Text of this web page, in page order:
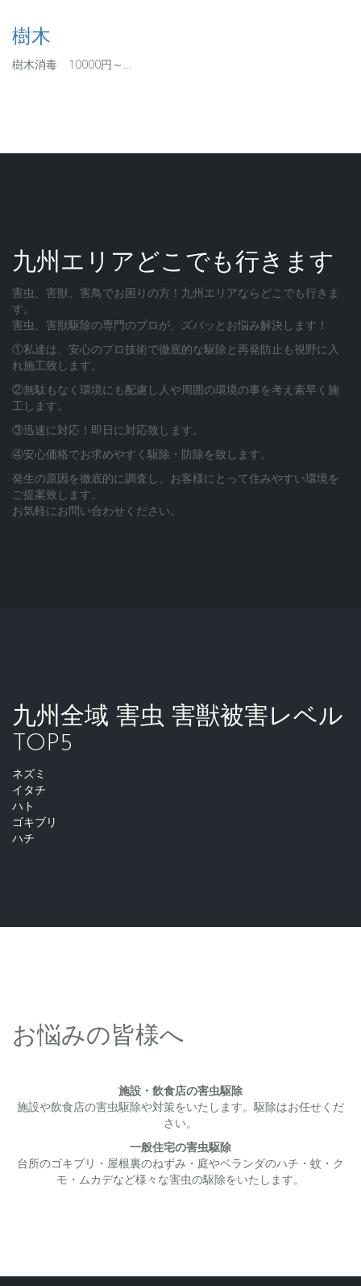
樹木
樹木消毒 10000円～…
九州エリアどこでも行きます
害虫、害獣、害鳥でお困りの方！九州エリアならどこでも行きま
す。
害虫、害獣駆除の専門のプロが、ズバッとお悩み解決します！
①私達は、安心のプロ技術で徹底的な駆除と再発防止も視野に入
れ施工致します。
②無駄もなく環境にも配慮し人や周囲の環境の事を考え素早く施
工します。
③迅速に対応！即日に対応致します。
④安心価格でお求めやすく駆除・防除を致します。
発生の原因を徹底的に調査し、お客様にとって住みやすい環境を
ご提案致します。
お気軽にお問い合わせください。
九州全域 害虫 害獣被害レベル
TOP5
ネズミ
イタチ
ハト
ゴキブリ
ハチ
お悩みの皆様へ
施設・飲食店の害虫駆除
施設や飲食店の害虫駆除や対策をいたします。駆除はお任せくだ
さい。
一般住宅の害虫駆除
台所のゴキブリ・屋根裏のねずみ・庭やベランダのハチ・蚊・ク
モ・ムカデなど様々な害虫の駆除をいたします。